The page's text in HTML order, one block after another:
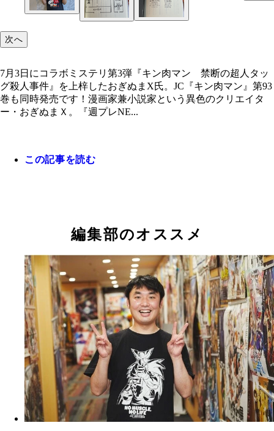
7月3日にコラボミステリ第3弾『キン肉マン 禁断
タッグ殺人事件』を上梓したおぎぬまX氏
次へ
7月3日にコラボミステリ第3弾『キン肉マン 禁断の超人タッ
グ殺人事件』を上梓したおぎぬまX氏。JC『キン肉マン』第93
巻も同時発売です！漫画家兼小説家という異色のクリエイタ
ー・おぎぬまＸ。『週プレNE...
この記事を読む
編集部のオススメ